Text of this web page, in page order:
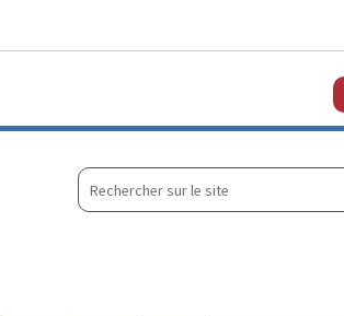
Rechercher
sur